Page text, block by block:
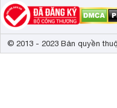
© 2013 - 2023 Bản quyền